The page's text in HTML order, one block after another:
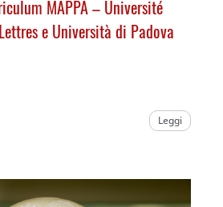
MAPPA – Université
e Università di Padova
Leggi